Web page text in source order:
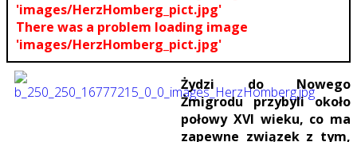
'images/HerzHomberg_pict.jpg'
There was a problem loading image
'images/HerzHomberg_pict.jpg'
Żydzi do Nowego
Żmigrodu przybyli około
połowy XVI wieku, co ma
zapewne związek z tym,